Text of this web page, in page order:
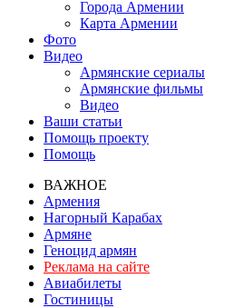
Города Армении
Карта Армении
Фото
Видео
Армянские сериалы
Армянские фильмы
Видео
Ваши статьи
Помощь проекту
Помощь
ВАЖНОЕ
Армения
Нагорный Карабах
Армяне
Геноцид армян
Реклама на сайте
Авиабилеты
Гостиницы